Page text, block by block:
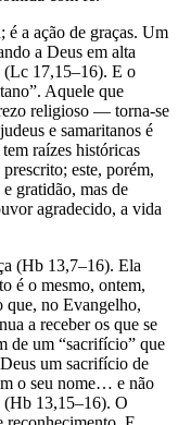
é a ação de graças. Um
a Deus em alta
(Lc 17,15–16). E o
Aquele que
religioso — torna-se
e samaritanos é
raízes históricas
este, porém,
gratidão, mas de
agradecido, a vida
(Hb 13,7–16). Ela
é o mesmo, ontem,
no Evangelho,
a receber os que se
de um “sacrifício” que
um sacrifício de
o seu nome… e não
(Hb 13,15–16). O